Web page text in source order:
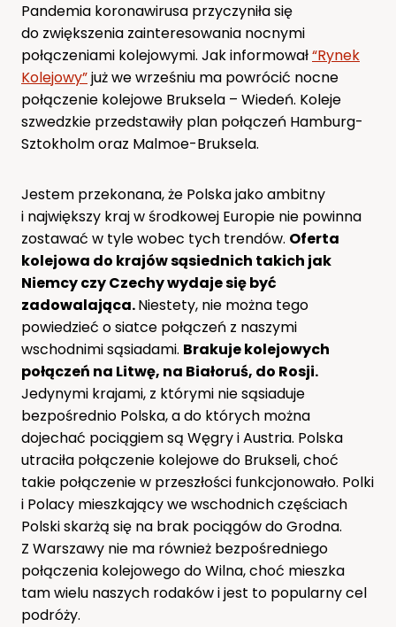
Pandemia koronawirusa przyczyniła się
do zwiększenia zainteresowania nocnymi
połączeniami kolejowymi. Jak informował“Rynek
Kolejowy”już we wrześniu ma powrócić nocne
połączenie kolejowe Bruksela – Wiedeń. Koleje
szwedzkie przedstawiły plan połączeń Hamburg-
Sztokholm oraz Malmoe-Bruksela.
Jestem przekonana, że Polska jako ambitny
i największy kraj w środkowej Europie nie powinna
zostawać w tyle wobec tych trendów. Oferta
kolejowa do krajów sąsiednich takich jak
Niemcy czy Czechy wydaje się być
zadowalająca.Niestety, nie można tego
powiedzieć o siatce połączeń z naszymi
wschodnimi sąsiadami. Brakuje kolejowych
połączeń na Litwę, na Białoruś, do Rosji.
Jedynymi krajami, z którymi nie sąsiaduje
bezpośrednio Polska, a do których można
dojechać pociągiem są Węgry i Austria. Polska
utraciła połączenie kolejowe do Brukseli, choć
takie połączenie w przeszłości funkcjonowało. Polki
i Polacy mieszkający we wschodnich częściach
Polski skarżą się na brak pociągów do Grodna.
Z Warszawy nie ma również bezpośredniego
połączenia kolejowego do Wilna, choć mieszka
tam wielu naszych rodaków i jest to popularny cel
podróży.